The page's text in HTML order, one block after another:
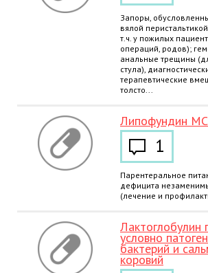
Запоры,
вялой
т.ч. у пожилых
операций, родов);
анальные трещины
стула),
терапевтические
толсто...
Липофундин
1
Парентеральное
дефицита
(лечение и
Лактоглобулин
условно
бактерий и
коровий